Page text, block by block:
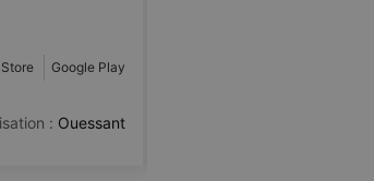
Google Play
: Ouessant